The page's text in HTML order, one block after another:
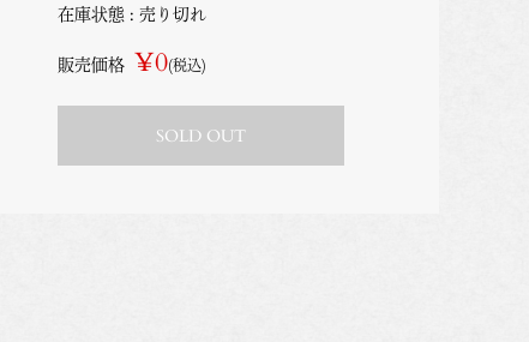
在庫状態 : 売り切れ
販売価格 ¥0(税込)
SOLD OUT